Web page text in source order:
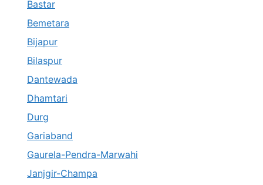
Bastar
Bemetara
Bijapur
Bilaspur
Dantewada
Dhamtari
Durg
Gariaband
Gaurela-Pendra-Marwahi
Janjgir-Champa